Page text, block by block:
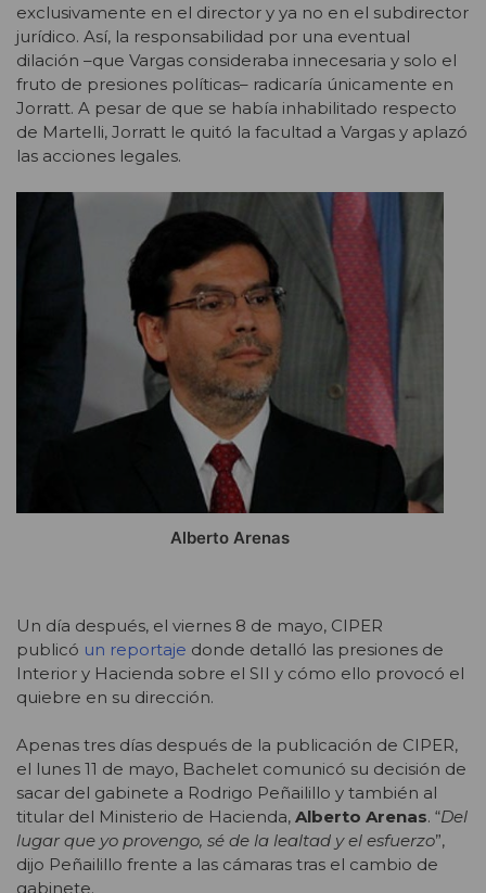
exclusivamente en el director y ya no en el subdirector
jurídico. Así, la responsabilidad por una eventual
dilación –que Vargas consideraba innecesaria y solo el
fruto de presiones políticas– radicaría únicamente en
Jorratt. A pesar de que se había inhabilitado respecto
de Martelli, Jorratt le quitó la facultad a Vargas y aplazó
las acciones legales.
Alberto Arenas
Un día después, el viernes 8 de mayo, CIPER
publicó un reportaje donde detalló las presiones de
Interior y Hacienda sobre el SII y cómo ello provocó el
quiebre en su dirección.
Apenas tres días después de la publicación de CIPER,
el lunes 11 de mayo, Bachelet comunicó su decisión de
sacar del gabinete a Rodrigo Peñailillo y también al
titular del Ministerio de Hacienda, Alberto Arenas. “Del
lugar que yo provengo, sé de la lealtad y el esfuerzo”,
dijo Peñailillo frente a las cámaras tras el cambio de
gabinete.